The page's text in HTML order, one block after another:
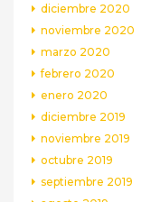
diciembre 2020
noviembre 2020
marzo 2020
febrero 2020
enero 2020
diciembre 2019
noviembre 2019
octubre 2019
septiembre 2019